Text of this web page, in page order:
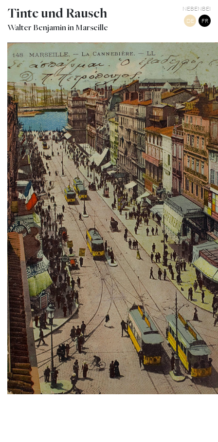
Tinte und Rausch
Walter Benjamin in Marseille
NEBENBEI
DE
FR
LA CANEBIÈRE (VERS LE VIEUX PORT)
TWITTER TUMBLR PINTEREST